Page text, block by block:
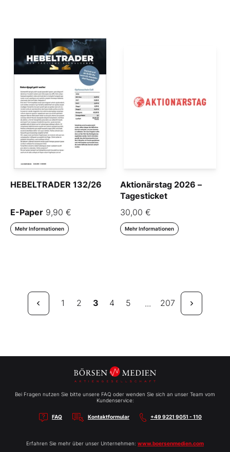
HEBELTRADER 132/26
E-Paper 9,90 €
Mehr Informationen
Aktionärstag 2026 –
Tagesticket
30,00 €
Mehr Informationen
1 2 3 4 5 ... 207
Bei Fragen nutzen Sie bitte unsere FAQ oder wenden Sie sich an unser Team vom
Kundenservice:
FAQ Kontaktformular +49 9221 9051 - 110
Erfahren Sie mehr über unser Unternehmen: www.boersenmedien.com